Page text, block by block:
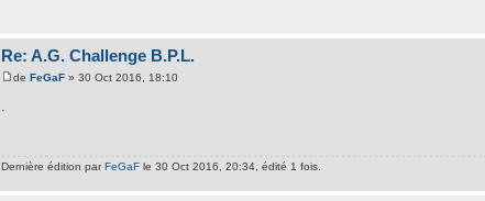
Re: A.G. Challenge B.P.L.
de FeGaF » 30 Oct 2016, 18:10
Dernière édition parFeGaF le 30 Oct 2016, 20:34, édité 1 fois.